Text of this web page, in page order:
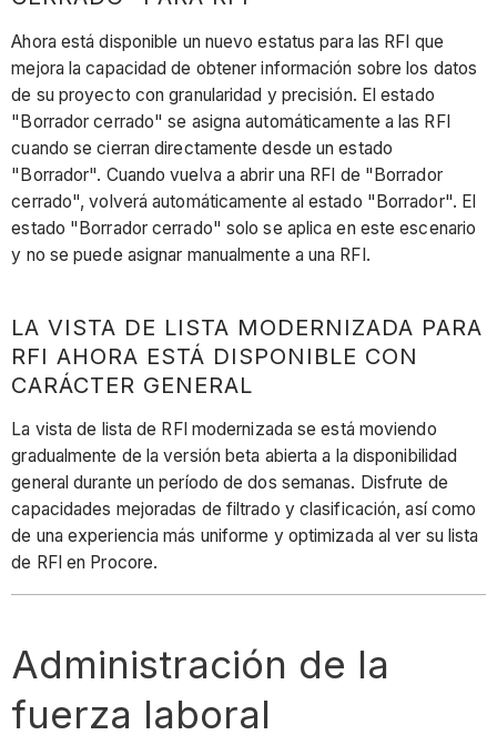
Ahora está disponible un nuevo estatus para las RFI que
mejora la capacidad de obtener información sobre los datos
de su proyecto con granularidad y precisión. El estado
"Borrador cerrado" se asigna automáticamente a las RFI
cuando se cierran directamente desde un estado
"Borrador". Cuando vuelva a abrir una RFI de "Borrador
cerrado", volverá automáticamente al estado "Borrador". El
estado "Borrador cerrado" solo se aplica en este escenario
y no se puede asignar manualmente a una RFI.
LA VISTA DE LISTA MODERNIZADA PARA
RFI AHORA ESTÁ DISPONIBLE CON
CARÁCTER GENERAL
La vista de lista de RFI modernizada se está moviendo
gradualmente de la versión beta abierta a la disponibilidad
general durante un período de dos semanas. Disfrute de
capacidades mejoradas de filtrado y clasificación, así como
de una experiencia más uniforme y optimizada al ver su lista
de RFI en Procore.
Administración de la
fuerza laboral